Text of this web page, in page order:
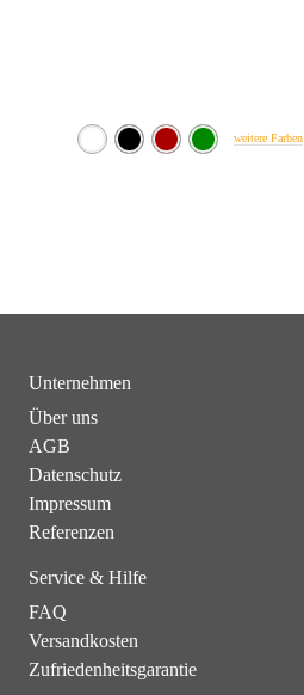
weitere Farben
Unternehmen
Über uns
AGB
Datenschutz
Impressum
Referenzen
Service & Hilfe
FAQ
Versandkosten
Zufriedenheitsgarantie